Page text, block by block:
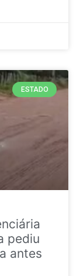
ESTADO
pediu
antes